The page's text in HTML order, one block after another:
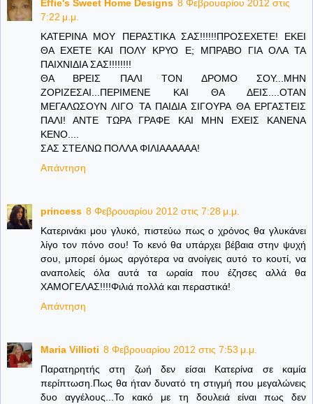
Effie's Sweet Home Designs 8 Φεβρουαρίου 2012 στις
7:22 μ.μ.
ΚΑΤΕΡΙΝΑ ΜΟΥ ΠΕΡΑΣΤΙΚΑ ΣΑΣ!!!!!!ΠΡΟΣΕΧΕΤΕ! ΕΚΕΙ
ΘΑ ΕΧΕΤΕ ΚΑΙ ΠΟΛΥ ΚΡΥΟ Ε; ΜΠΡΑΒΟ ΓΙΑ ΟΛΑ ΤΑ
ΠΑΙΧΝΙΔΙΑ ΣΑΣ!!!!!!!!
ΘΑ ΒΡΕΙΣ ΠΑΛΙ ΤΟΝ ΔΡΟΜΟ ΣΟΥ...ΜΗΝ
ΖΟΡΙΖΕΣΑΙ...ΠΕΡΙΜΕΝΕ ΚΑΙ ΘΑ ΔΕΙΣ....ΟΤΑΝ
ΜΕΓΑΛΩΣΟΥΝ ΛΙΓΟ ΤΑ ΠΑΙΔΙΑ ΣΙΓΟΥΡΑ ΘΑ ΕΡΓΑΣΤΕΙΣ
ΠΑΛΙ! ΑΝΤΕ ΤΩΡΑ ΓΡΑΦΕ ΚΑΙ ΜΗΝ ΕΧΕΙΣ ΚΑΝΕΝΑ
ΚΕΝΟ....
ΣΑΣ ΣΤΕΛΝΩ ΠΟΛΛΑ ΦΙΛΙΑΑΑΑΑΑ!
Απάντηση
princess 8 Φεβρουαρίου 2012 στις 7:28 μ.μ.
Κατερινάκι μου γλυκό, πιστεύω πως ο χρόνος θα γλυκάνει
λίγο τον πόνο σου! Το κενό θα υπάρχει βέβαια στην ψυχή
σου, μπορεί όμως αργότερα να ανοίγεις αυτό το κουτί, να
αναπολείς όλα αυτά τα ωραία που έζησες αλλά θα
ΧΑΜΟΓΕΛΑΣ!!!!Φιλιά πολλά και περαστικά!
Απάντηση
Maria Villioti 8 Φεβρουαρίου 2012 στις 7:53 μ.μ.
Παρατηρητής στη ζωή δεν είσαι Κατερίνα σε καμία
περίπτωση.Πως θα ήταν δυνατό τη στιγμή που μεγαλώνεις
δυο αγγέλους...Το κακό με τη δουλειά είναι πως δεν